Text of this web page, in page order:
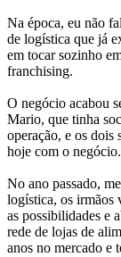
Na época, eu não
de logística que já
em tocar sozinho
franchising.
O negócio acabou
Mario, que tinha
operação, e os dois
hoje com o negócio.
No ano passado,
logística, os irmãos
as possibilidades e
rede de lojas de
anos no mercado e